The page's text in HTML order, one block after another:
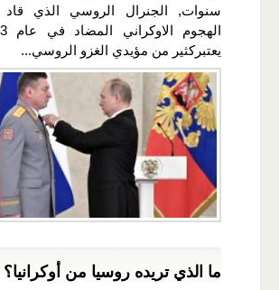
سنوات, الجنرال الروسي الذي قاد
يعتبركثير من مؤيدي الغزو الروسي...
ما الذي تريده روسيا من أوكرانيا؟